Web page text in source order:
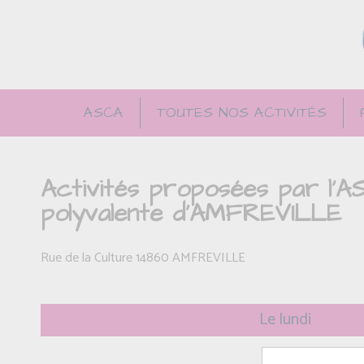
ASCA TOUTES NOS ACTIVITÉS
Activités proposées par
polyvalente d'AMFREVILLE
Rue de la Culture 14860 AMFREVILLE
Le lundi